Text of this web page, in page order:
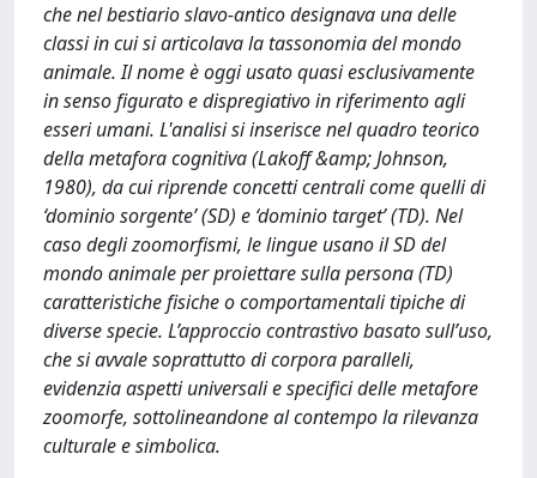
che nel bestiario slavo-antico designava una delle
classi in cui si articolava la tassonomia del mondo
animale. Il nome è oggi usato quasi esclusivamente
in senso figurato e dispregiativo in riferimento agli
esseri umani. L'analisi si inserisce nel quadro teorico
della metafora cognitiva (Lakoff &amp; Johnson,
1980), da cui riprende concetti centrali come quelli di
‘dominio sorgente’ (SD) e ‘dominio target’ (TD). Nel
caso degli zoomorfismi, le lingue usano il SD del
mondo animale per proiettare sulla persona (TD)
caratteristiche fisiche o comportamentali tipiche di
diverse specie. L’approccio contrastivo basato sull’uso,
che si avvale soprattutto di corpora paralleli,
evidenzia aspetti universali e specifici delle metafore
zoomorfe, sottolineandone al contempo la rilevanza
culturale e simbolica.